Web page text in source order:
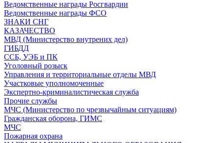
Ведомственные награды Росгвардии
Ведомственные награды ФСО
ЗНАКИ СНГ
КАЗАЧЕСТВО
МВД (Министерство внутрених дел)
ГИБДД
ССБ, УЭБ и ПК
Уголовный розыск
Управления и территориальные отделы МВД
Участковые уполномоченные
Экспертно-криминалистическая служба
Прочие службы
МЧС (Министерство по чрезвычайным ситуациям)
Гражданская оборона, ГИМС
МЧС
Пожарная охрана